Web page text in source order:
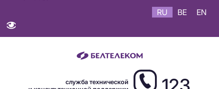
RU BE EN
служба технической